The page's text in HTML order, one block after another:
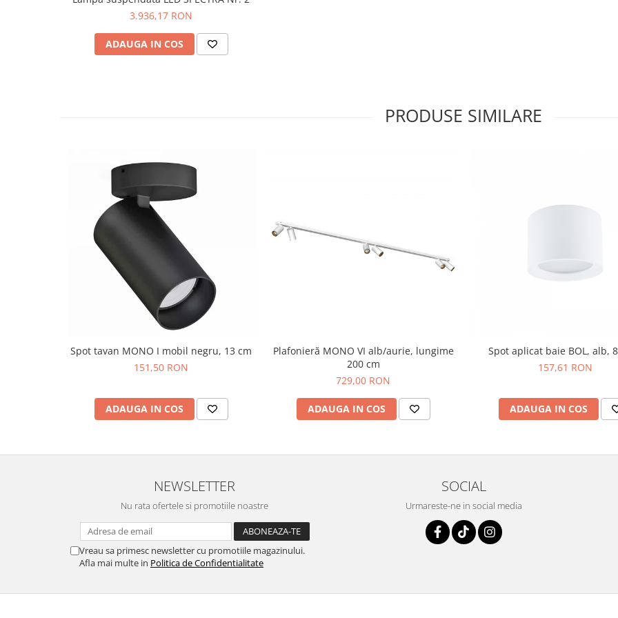
3.936,17 RON
ADAUGA IN COS
PRODUSE SIMILARE
Spot tavan MONO I mobil negru, 13 cm
151,50 RON
ADAUGA IN COS
Plafonieră MONO VI alb/aurie, lungime
200 cm
729,00 RON
ADAUGA IN COS
Spot aplicat baie BOL, alb,
157,61 RON
ADAUGA IN COS
NEWSLETTER
Nu rata ofertele si promotiile noastre
Vreau sa primesc newsletter cu promotiile magazinului.
Afla mai multe in Politica de Confidentialitate
SOCIAL
Urmareste-ne in social media